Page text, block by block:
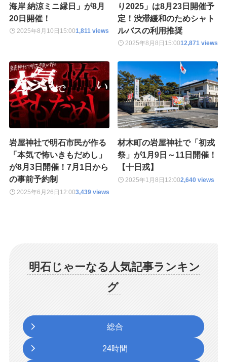
海岸 納涼ミニ縁日」が8月
20日開催！
2025年8月10日 15:001,811 views
り2025」は8月23日開催予
定！渋滞緩和のためシャト
ルバスの利用推奨
2025年8月8日 15:0012,871 views
岩屋神社で明石市民が作る
「本気で怖いきもだめし」
が8月3日開催！7月1日から
の事前予約制
2025年6月26日 12:003,439 views
材木町の岩屋神社で「初戎
祭」が1月9日～11日開催！
【十日戎】
2025年1月8日 12:002,640 views
明石じゃーなる人気記事ランキン
グ
総合
24時間